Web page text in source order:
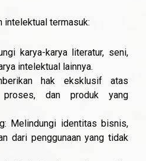
intelektual termasuk:
karya-karya literatur, seni,
intelektual lainnya.
hak eksklusif atas
proses, dan produk yang
Melindungi identitas bisnis,
dari penggunaan yang tidak